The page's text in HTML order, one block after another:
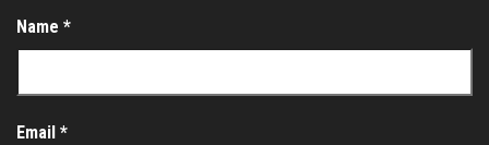
Name *
Email *